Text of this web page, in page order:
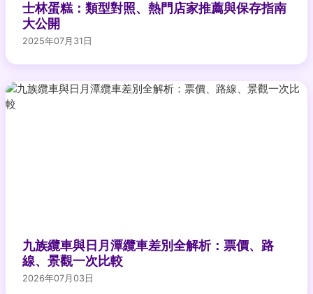
士林蛋糕：類型對照、熱門店家推薦與保存指南
大公開
2025年07月31日
九族纜車與日月潭纜車差別全解析：票價、路
線、景觀一次比較
2026年07月03日